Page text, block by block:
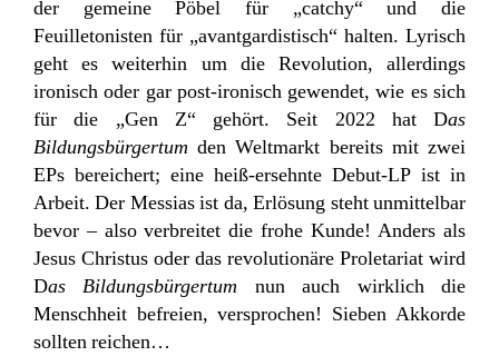
der gemeine Pöbel für „catchy“ und die
Feuilletonisten für „avantgardistisch“ halten. Lyrisch
geht es weiterhin um die Revolution, allerdings
ironisch oder gar post-ironisch gewendet, wie es sich
für die „Gen Z“ gehört. Seit 2022 hat Das
Bildungsbürgertumden Weltmarkt bereits mit zwei
EPs bereichert; eine heiß-ersehnte Debut-LP ist in
Arbeit. Der Messias ist da, Erlösung steht unmittelbar
bevor – also verbreitet die frohe Kunde! Anders als
Jesus Christus oder das revolutionäre Proletariat wird
Das Bildungsbürgertum nun auch wirklich die
Menschheit befreien, versprochen! Sieben Akkorde
sollten reichen…